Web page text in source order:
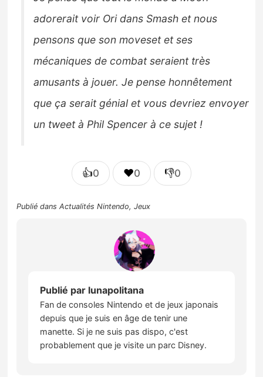
adorerait voir Ori dans Smash et nous
pensons que son moveset et ses
mécaniques de combat seraient très
amusants à jouer. Je pense honnêtement
que ça serait génial et vous devriez envoyer
un tweet à Phil Spencer à ce sujet !
👍0 ❤️0 👎0
Publié dansActualités Nintendo,Jeux
Publié par lunapolitana
Fan de consoles Nintendo et de jeux japonais
depuis que je suis en âge de tenir une
manette. Si je ne suis pas dispo, c'est
probablement que je visite un parc Disney.